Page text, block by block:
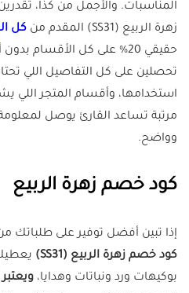
المناسبات. والأجمل من كذا،
زهرة الربيع (SS31) المقدم من
كل
حقيقي 20% على كل الأقسام
تحصلين على كل التفاصيل اللي
استخدامها، وأقسام المتجر اللي
مرتبة تساعد القارئ يوصل
وواضح.
كود خصم زهرة الربيع
إذا تبين أفضل توفير على طلباتك
كود خصم زهرة الربيع (SS31)
بوكيهات ورد ونباتات وهدايا،